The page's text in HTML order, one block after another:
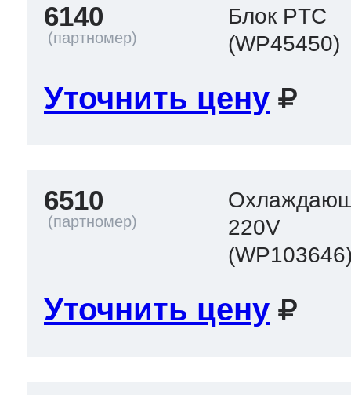
6140
Блок PTC
(WP45450)
Уточнить цену
6510
220V
Уточнить цену